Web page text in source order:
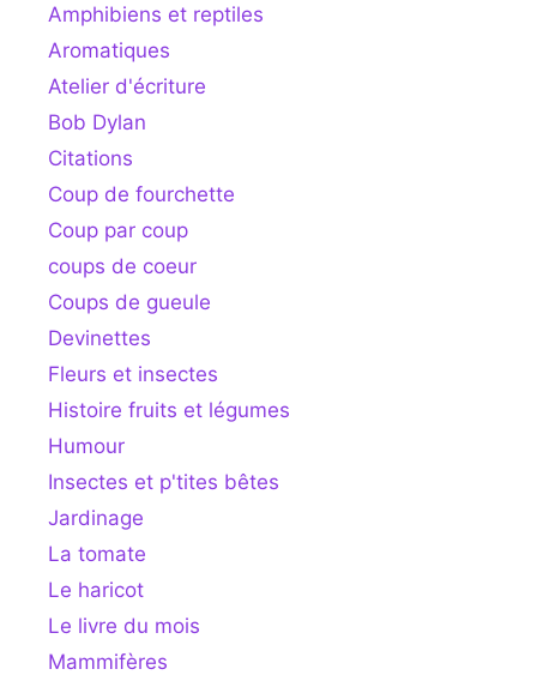
Amphibiens et reptiles
Aromatiques
Atelier d'écriture
Bob Dylan
Citations
Coup de fourchette
Coup par coup
coups de coeur
Coups de gueule
Devinettes
Fleurs et insectes
Histoire fruits et légumes
Humour
Insectes et p'tites bêtes
Jardinage
La tomate
Le haricot
Le livre du mois
Mammifères